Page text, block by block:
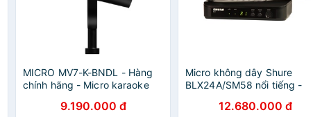
MICRO MV7-K-BNDL - Hàng
chính hãng - Micro karaoke
cho biểu diễn âm nhạc và hát
9.190.000 đ
Micro không dây Shure
BLX24A/SM58 nổi tiếng -
chuyên dùng cho Karaoke,
12.680.000 đ